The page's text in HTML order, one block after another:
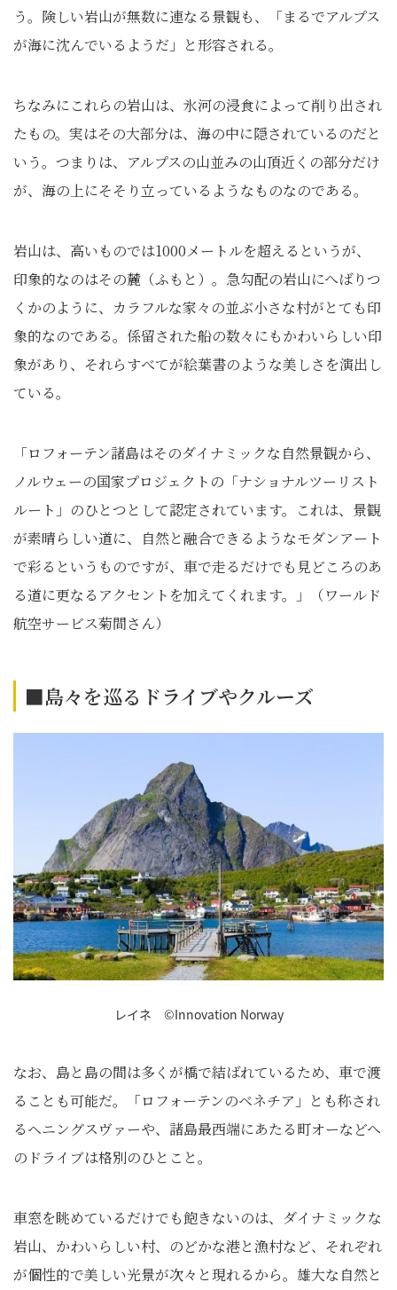
う。険しい岩山が無数に連なる景観も、「まるでアルプス
が海に沈んでいるようだ」と形容される。
ちなみにこれらの岩山は、氷河の浸食によって削り出され
たもの。実はその大部分は、海の中に隠されているのだと
いう。つまりは、アルプスの山並みの山頂近くの部分だけ
が、海の上にそそり立っているようなものなのである。
岩山は、高いものでは1000メートルを超えるというが、
印象的なのはその麓（ふもと）。急勾配の岩山にへばりつ
くかのように、カラフルな家々の並ぶ小さな村がとても印
象的なのである。係留された船の数々にもかわいらしい印
象があり、それらすべてが絵葉書のような美しさを演出し
ている。
「ロフォーテン諸島はそのダイナミックな自然景観から、
ノルウェーの国家プロジェクトの「ナショナルツーリスト
ルート」のひとつとして認定されています。これは、景観
が素晴らしい道に、自然と融合できるようなモダンアート
で彩るというものですが、車で走るだけでも見どころのあ
る道に更なるアクセントを加えてくれます。」（ワールド
航空サービス菊間さん）
■島々を巡るドライブやクルーズ
レイネ ©Innovation Norway
なお、島と島の間は多くが橋で結ばれているため、車で渡
ることも可能だ。「ロフォーテンのベネチア」とも称され
るヘニングスヴァーや、諸島最西端にあたる町オーなどへ
のドライブは格別のひとこと。
車窓を眺めているだけでも飽きないのは、ダイナミックな
岩山、かわいらしい村、のどかな港と漁村など、それぞれ
が個性的で美しい光景が次々と現れるから。雄大な自然と